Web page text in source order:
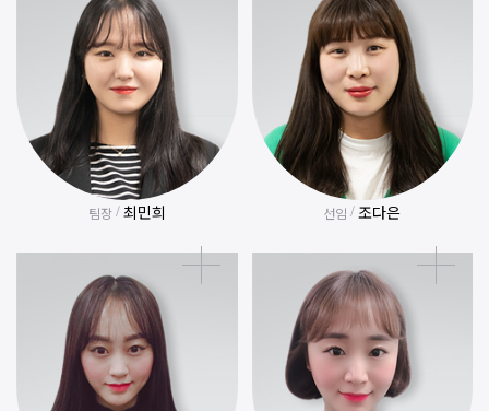
팀장/ 최민희 선임/ 조다은